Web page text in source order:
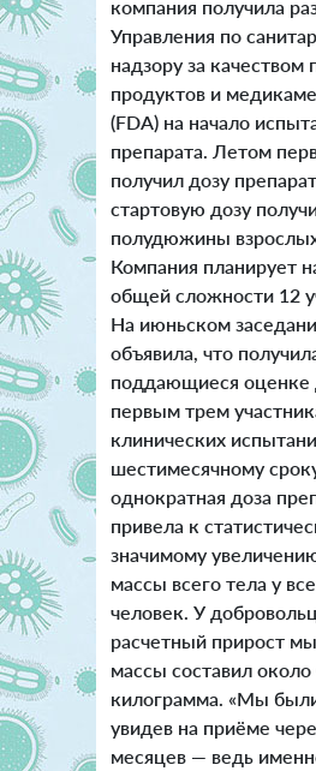
компания получила
Управления по
надзору за
продуктов и
(FDA) на начало
препарата. Летом
получил дозу
стартовую дозу
полудюжины взрослых
Компания планирует
общей сложности 12
На июньском
объявила, что
поддающиеся оценке
первым трем
клинических
шестимесячному
однократная доза
привела к
значимому
массы всего тела у
человек. У
расчетный прирост
массы составил около
килограмма. «Мы
увидев на приёме
месяцев — ведь